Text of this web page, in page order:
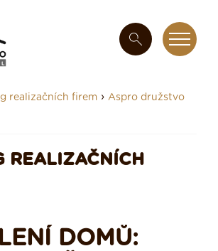
realizačních firem › Aspro družstvo
REALIZAČNÍCH
DOMŮ: